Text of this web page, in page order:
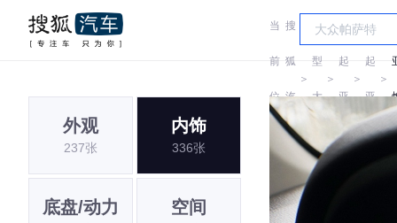
当
前
位
置:
搜
狐
汽
车
＞
车
型
大
＞
起
亚
＞
起
亚
＞
外观
237张
内饰
336张
底盘/动力 空间